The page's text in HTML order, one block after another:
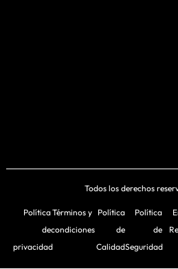
Todos los derechos
Política
de
privacidad
Términos y
condiciones
Política
de
Calidad
Política
de
Seguridad